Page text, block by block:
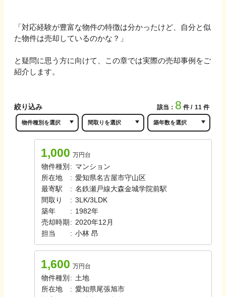
「対応経験が豊富な物件の特徴は分かったけど、自分と似
た物件は売却しているのかな？」
と疑問に思う方に向けて、この章では実際の売却事例をご
紹介します。
絞り込み 該当： 8 件 11 件
1,000 万円台
物件種別 : マンション
所在地
: 愛知県名古屋市守山区
最寄駅
: 名鉄瀬戸線大森金城学院前駅
間取り
: 3LK/3LDK
築年
: 1982年
売却時期 : 2020年12月
担当
: 小林 昂
1,600 万円台
物件種別 : 土地
所在地
: 愛知県尾張旭市